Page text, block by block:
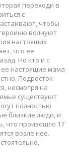
переходи в
с
чтобы
волнуют
настоящих
что ее
Но кто и с
ее настоящие мама
Подросток
несмотря на
существуют
полностью
близкие люди, и
что произошло 17
возле нее.